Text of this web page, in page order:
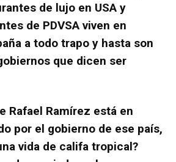
de lujo en USA y
de PDVSA viven en
a todo trapo y hasta son
que dicen ser
Rafael Ramírez está en
por el gobierno de ese país,
vida de califa tropical?